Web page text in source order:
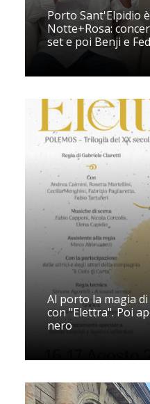
Porto Sant'Elpidio
Notte+Rosa:
set e poi Benji e
Al porto la magia
con "Elettra". Poi
nero